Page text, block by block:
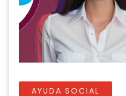
AYUDA SOCIAL